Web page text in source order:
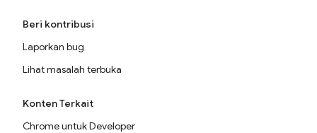
Beri kontribusi
Laporkan bug
Lihat masalah terbuka
Konten Terkait
Chrome untuk Developer